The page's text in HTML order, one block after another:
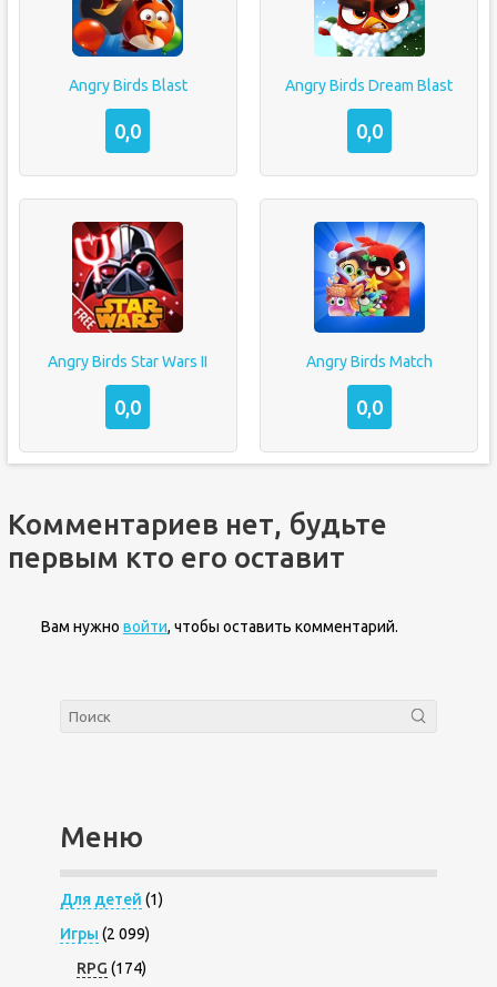
Angry Birds Blast
0,0
Angry Birds Dream Blast
0,0
Angry Birds Star Wars II
0,0
Angry Birds Match
0,0
Комментариев нет, будьте
первым кто его оставит
Вам нужно войти, чтобы оставить комментарий.
Меню
Для детей (1)
Игры (2 099)
RPG (174)